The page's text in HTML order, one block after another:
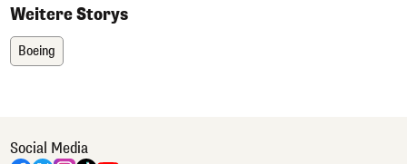
Weitere Storys
Boeing
Social Media